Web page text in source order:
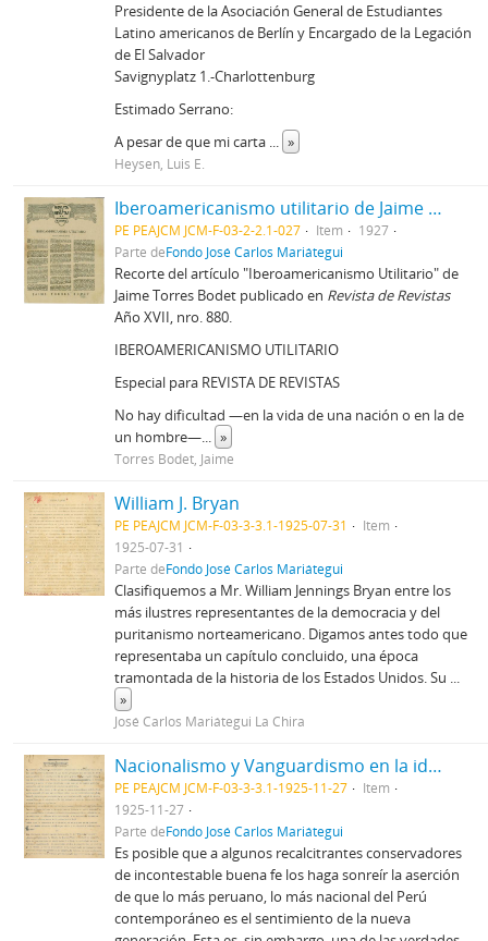
Presidente de la Asociación General de Estudiantes
Latino americanos de Berlín y Encargado de la Legación
de El Salvador
Savignyplatz 1.-Charlottenburg
Estimado Serrano:
A pesar de que mi carta ... »
Heysen, Luis E.
Iberoamericanismo utilitario de Jaime Torres Bodet [Recorte de Prensa]
PE PEAJCM JCM-F-03-2-2.1-027 Item
1927
Parte deFondo José Carlos Mariátegui
Recorte del artículo "Iberoamericanismo Utilitario" de
Jaime Torres Bodet publicado en Revista de Revistas
Año XVII, nro. 880.
IBEROAMERICANISMO UTILITARIO
Especial para REVISTA DE REVISTAS
No hay dificultad —en la vida de una nación o en la de
un hombre—... »
Torres Bodet, Jaime
William J. Bryan
PE PEAJCM JCM-F-03-3-3.1-1925-07-31
Item
1925-07-31
Parte deFondo José Carlos Mariátegui
Clasifiquemos a Mr. William Jennings Bryan entre los
más ilustres representantes de la democracia y del
puritanismo norteamericano. Digamos antes todo que
representaba un capítulo concluido, una época
tramontada de la historia de los Estados Unidos. Su ...
»
José Carlos Mariátegui La Chira
Nacionalismo y Vanguardismo en la ideología política
PE PEAJCM JCM-F-03-3-3.1-1925-11-27
Item
1925-11-27
Parte deFondo José Carlos Mariátegui
Es posible que a algunos recalcitrantes conservadores
de incontestable buena fe los haga sonreír la aserción
de que lo más peruano, lo más nacional del Perú
contemporáneo es el sentimiento de la nueva